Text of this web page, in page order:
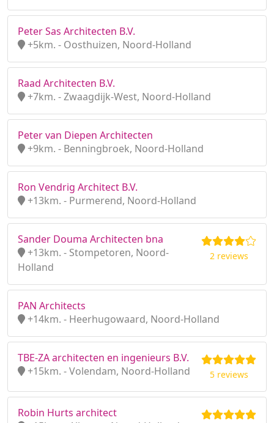
Peter Sas Architecten B.V.
+5km. - Oosthuizen, Noord-Holland
Raad Architecten B.V.
+7km. - Zwaagdijk-West, Noord-Holland
Peter van Diepen Architecten
+9km. - Benningbroek, Noord-Holland
Ron Vendrig Architect B.V.
+13km. - Purmerend, Noord-Holland
Sander Douma Architecten bna
+13km. - Stompetoren, Noord-
Holland
2 reviews
PAN Architects
+14km. - Heerhugowaard, Noord-Holland
TBE-ZA architecten en ingenieurs B.V.
+15km. - Volendam, Noord-Holland
5 reviews
Robin Hurts architect